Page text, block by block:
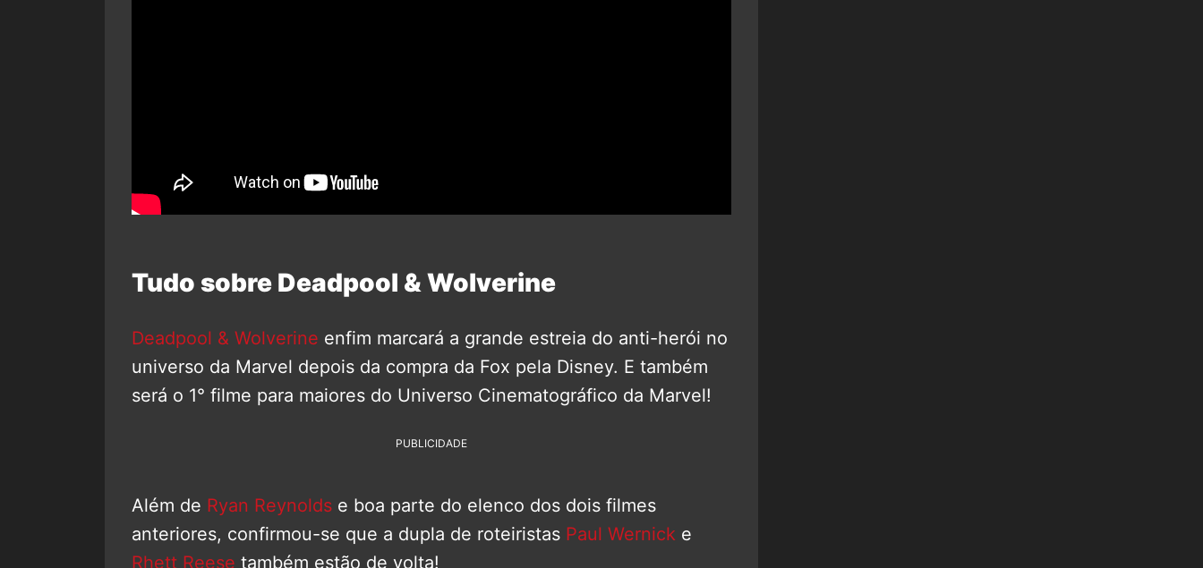
Tudo sobre Deadpool & Wolverine
Deadpool & Wolverine enfim marcará a grande estreia do anti-herói no
universo da Marvel depois da compra da Fox pela Disney. E também
será o 1° filme para maiores do Universo Cinematográfico da Marvel!
PUBLICIDADE
Além de Ryan Reynolds e boa parte do elenco dos dois filmes
anteriores, confirmou-se que a dupla de roteiristas Paul Wernick e
Rhett Reese também estão de volta!